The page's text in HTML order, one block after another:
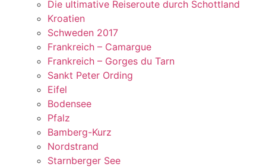
Die ultimative Reiseroute durch Schottland
Kroatien
Schweden 2017
Frankreich – Camargue
Frankreich – Gorges du Tarn
Sankt Peter Ording
Eifel
Bodensee
Pfalz
Bamberg-Kurz
Nordstrand
Starnberger See